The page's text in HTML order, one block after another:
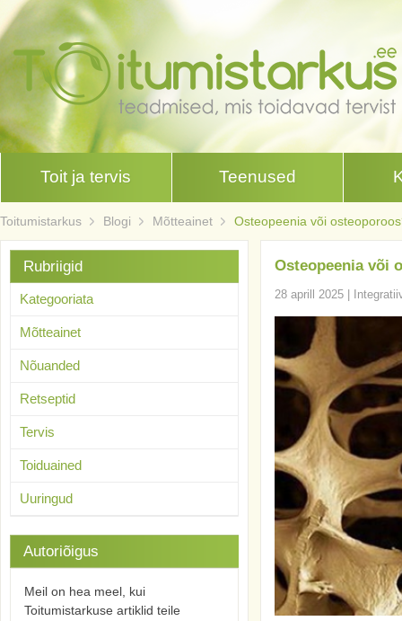
Toit ja tervis Teenused
Toitumistarkus Blogi Mõtteainet Osteopeenia või
Osteopeenia või
28 aprill 2025
Rubriigid
Kategooriata
Mõtteainet
Nõuanded
Retseptid
Tervis
Toiduained
Uuringud
Autoriõigus
Meil on hea meel, kui
Toitumistarkuse artiklid teile